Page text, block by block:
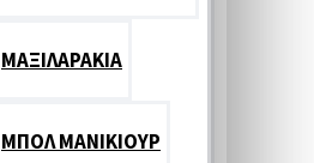
ΜΑΞΙΛΑΡΑΚΙΑ
ΜΠΟΛ ΜΑΝΙΚΙΟΥΡ